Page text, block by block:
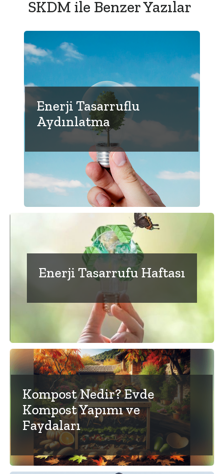
SKDM ile Benzer Yazılar
Enerji Tasarruflu
Aydınlatma
Enerji Tasarrufu Haftası
Kompost Nedir? Evde
Kompost Yapımı ve
Faydaları